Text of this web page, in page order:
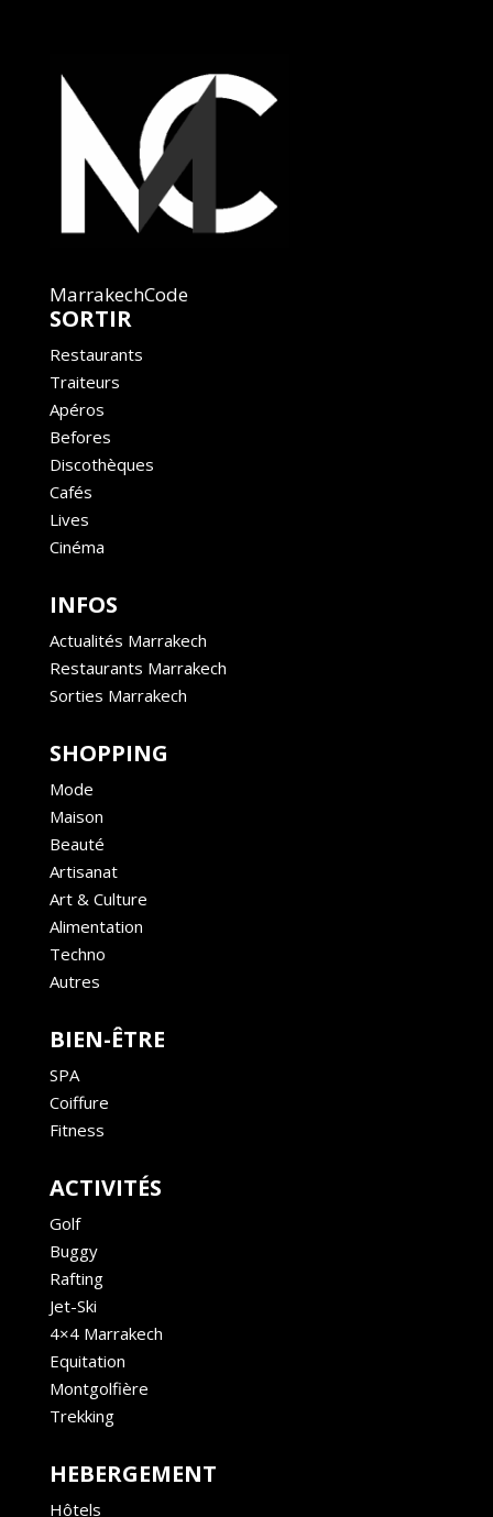
MarrakechCode
SORTIR
Restaurants
Traiteurs
Apéros
Befores
Discothèques
Cafés
Lives
Cinéma
INFOS
Actualités Marrakech
Restaurants Marrakech
Sorties Marrakech
SHOPPING
Mode
Maison
Beauté
Artisanat
Art & Culture
Alimentation
Techno
Autres
BIEN-ÊTRE
SPA
Coiffure
Fitness
ACTIVITÉS
Golf
Buggy
Rafting
Jet-Ski
4×4 Marrakech
Equitation
Montgolfière
Trekking
HEBERGEMENT
Hôtels